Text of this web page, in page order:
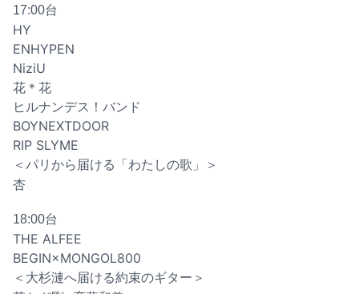
17:00台
HY
ENHYPEN
NiziU
花＊花
ヒルナンデス！バンド
BOYNEXTDOOR
RIP SLYME
＜パリから届ける「わたしの歌」＞
杏
18:00台
THE ALFEE
BEGIN×MONGOL800
＜大杉漣へ届ける約束のギター＞